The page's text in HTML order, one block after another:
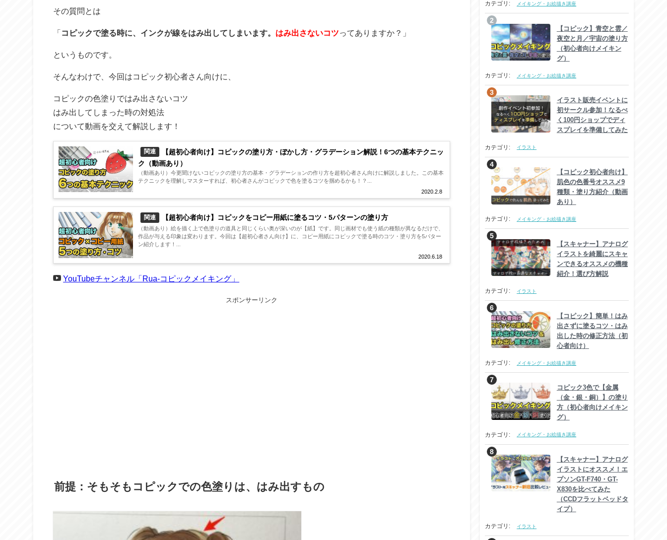
その質問とは
「 コピックで塗る時に、インクが線をはみ出してしまいます。 はみ出さないコツってありますか？」
というものです。
そんなわけで、今回はコピック初心者さん向けに、
コピックの色塗りではみ出さないコツ
はみ出してしまった時の対処法
について動画を交えて解説します！
関連
【超初心者向け】コピックの塗り方・ぼかし方・グラデーション解説！6つの基本テクニッ
ク（動画あり）
2020.2.8
（動画あり）今更聞けないコピックの塗り方の基本・グラデーションの作り方を超初心者さん向けに解説しました。この基本
テクニックを理解しマスターすれば、初心者さんがコピックで色を塗るコツを掴めるかも！？...
関連 【超初心者向け】コピックをコピー用紙に塗るコツ・5パターンの塗り方
2020.6.18
（動画あり）絵を描く上で色塗りの道具と同じくらい奥が深いのが【紙】です。同じ画材でも使う紙の種類が異なるだけで、
作品が与える印象は変わります。今回は【超初心者さん向け】に、コピー用紙にコピックで塗る時のコツ・塗り方を5パター
ン紹介します！...
YouTubeチャンネル「Rua-コピックメイキング」
スポンサーリンク
前提：そもそもコピックでの色塗りは、はみ出すもの
カテゴリ: メイキング・お絵描き講座
【コピック】青空と雲／
夜空と月／宇宙の塗り方
（初心者向けメイキン
グ）
カテゴリ: メイキング・お絵描き講座
イラスト販売イベントに
初サークル参加！なるべ
く100円ショップでディ
スプレイを準備してみた
カテゴリ: イラスト
【コピック初心者向け】
肌色の色番号オススメ9
種類・塗り方紹介（動画
あり）
カテゴリ: メイキング・お絵描き講座
【スキャナー】アナログ
イラストを綺麗にスキャ
ンできるオススメの機種
紹介！選び方解説
カテゴリ: イラスト
【コピック】簡単！はみ
出さずに塗るコツ・はみ
出した時の修正方法（初
心者向け）
カテゴリ: メイキング・お絵描き講座
コピック3色で【金属
（金・銀・銅）】の塗り
方（初心者向けメイキン
グ）
カテゴリ: メイキング・お絵描き講座
【スキャナー】アナログ
イラストにオススメ！エ
プソンGT-F740・GT-
X830を比べてみた
（CCDフラットベッドタ
イプ）
カテゴリ: イラスト